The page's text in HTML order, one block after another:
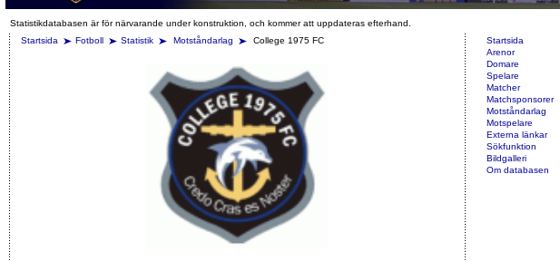
Statistikdatabasen är för närvarande under konstruktion, och kommer att uppdateras efterhand.
Startsida
Fotboll Statistik Motståndarlag College 1975 FC
Startsida
Arenor
Domare
Spelare
Matcher
Matchsponsorer
Motståndarlag
Motspelare
Externa länkar
Sökfunktion
Bildgalleri
Om databasen